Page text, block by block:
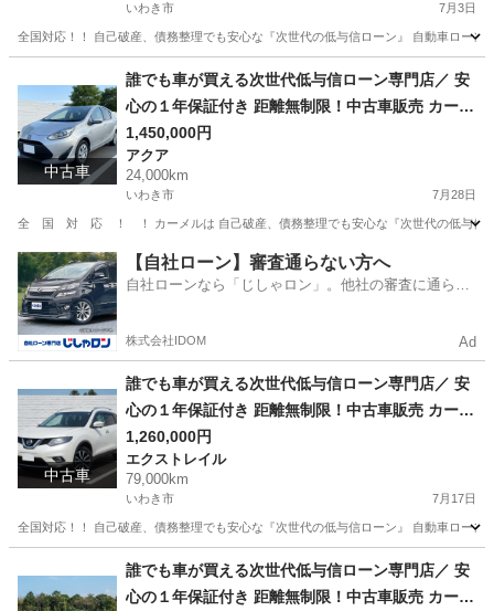
いわき市 7月3日
全国対応！！ 自己破産、債務整理でも安心な『次世代の低与信ローン』 自動車ロー
その他 車両
中古車
誰でも車が買える次世代低与信ローン専門店／ 安
心の１年保証付き 距離無制限！中古車販売 カーメ
ル福島本店 令和3年 トヨタ アクア 1.5Ｓ 24
000㌔
1,450,000円
アクア
24,000km
いわき市 7月28日
全 国 対 応 ！ ！ カーメルは 自己破産、債務整理でも安心な『次世代
福島 いわき市 アクア
【自社ローン】審査通らない方へ
自社ローンなら「じしゃロン」。他社の審査に通らな
株式会社IDOM Ad
中古車
誰でも車が買える次世代低与信ローン専門店／ 安
心の１年保証付き 距離無制限！中古車販売 カーメ
ル福島本店 平成28年 日産 エクストレイル モー
ド・プレミア 79000㌔
1,260,000円
エクストレイル
79,000km
いわき市 7月17日
全国対応！！ 自己破産、債務整理でも安心な『次世代の低与信ローン』 自動車ロー
エクストレイル 車両
誰でも車が買える次世代低与信ローン専門店／ 安
心の１年保証付き 距離無制限！中古車販売 カーメ